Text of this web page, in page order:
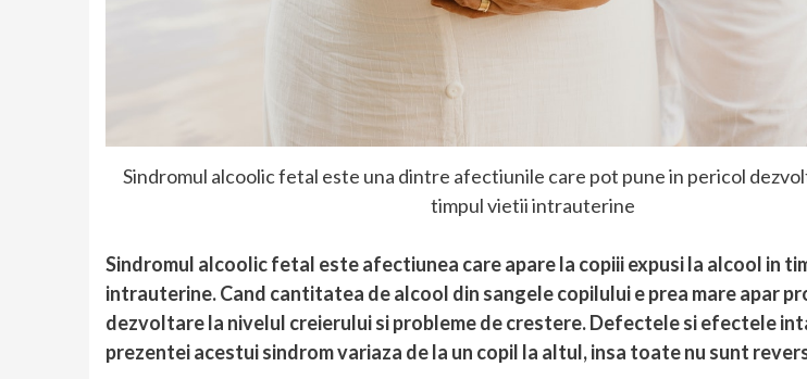
Sindromul alcoolic fetal este una dintre afectiunile care pot pune in pericol
timpul vietii intrauterine
Sindromul alcoolic fetal este afectiunea care apare la copiii expusi la alcool in
intrauterine. Cand cantitatea de alcool din sangele copilului e prea mare apar
dezvoltare la nivelul creierului si probleme de crestere. Defectele si efectele
prezentei acestui sindrom variaza de la un copil la altul, insa toate nu sunt